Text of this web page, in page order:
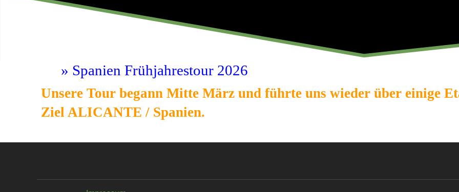
Spanien Frühjahrestour 2026
Unsere Tour begann Mitte März und führte uns wieder über einige
Ziel ALICANTE / Spanien.